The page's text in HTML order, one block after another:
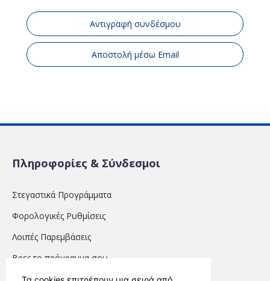
Αντιγραφή συνδέσμου
Αποστολή μέσω Email
Πληροφορίες & Σύνδεσμοι
Στεγαστικά Προγράμματα
Φορολογικές Ρυθμίσεις
Λοιπές Παρεμβάσεις
Βρες το πρόγραμμα σου